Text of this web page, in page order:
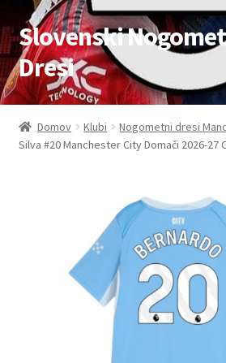
Skip
to
navigation
Skip
to
content
Slovenski
Dresi
Domov
Blog
Kontaktiraj nas
Domov Klubi Nogometni dresi
Silva #20 Manchester City Domači 2026-